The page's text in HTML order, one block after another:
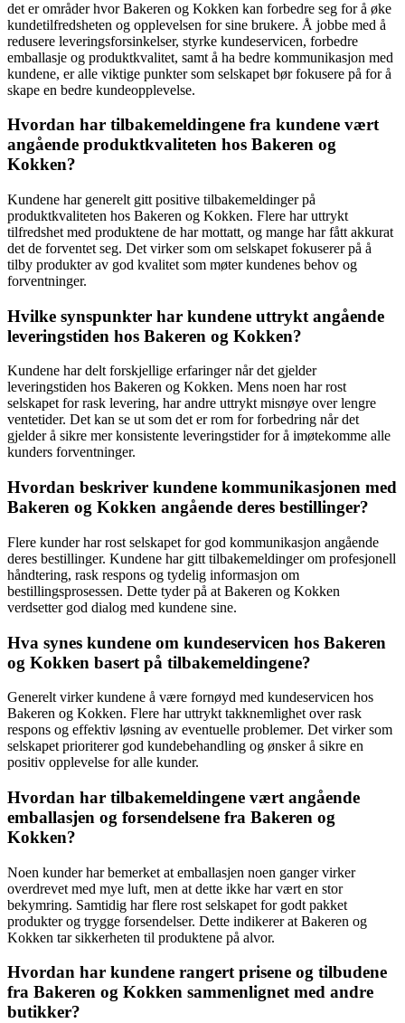
det er områder hvor Bakeren og Kokken kan forbedre seg for å øke
kundetilfredsheten og opplevelsen for sine brukere. Å jobbe med å
redusere leveringsforsinkelser, styrke kundeservicen, forbedre
emballasje og produktkvalitet, samt å ha bedre kommunikasjon med
kundene, er alle viktige punkter som selskapet bør fokusere på for å
skape en bedre kundeopplevelse.
Hvordan har tilbakemeldingene fra kundene vært
angående produktkvaliteten hos Bakeren og
Kokken?
Kundene har generelt gitt positive tilbakemeldinger på
produktkvaliteten hos Bakeren og Kokken. Flere har uttrykt
tilfredshet med produktene de har mottatt, og mange har fått akkurat
det de forventet seg. Det virker som om selskapet fokuserer på å
tilby produkter av god kvalitet som møter kundenes behov og
forventninger.
Hvilke synspunkter har kundene uttrykt angående
leveringstiden hos Bakeren og Kokken?
Kundene har delt forskjellige erfaringer når det gjelder
leveringstiden hos Bakeren og Kokken. Mens noen har rost
selskapet for rask levering, har andre uttrykt misnøye over lengre
ventetider. Det kan se ut som det er rom for forbedring når det
gjelder å sikre mer konsistente leveringstider for å imøtekomme alle
kunders forventninger.
Hvordan beskriver kundene kommunikasjonen med
Bakeren og Kokken angående deres bestillinger?
Flere kunder har rost selskapet for god kommunikasjon angående
deres bestillinger. Kundene har gitt tilbakemeldinger om profesjonell
håndtering, rask respons og tydelig informasjon om
bestillingsprosessen. Dette tyder på at Bakeren og Kokken
verdsetter god dialog med kundene sine.
Hva synes kundene om kundeservicen hos Bakeren
og Kokken basert på tilbakemeldingene?
Generelt virker kundene å være fornøyd med kundeservicen hos
Bakeren og Kokken. Flere har uttrykt takknemlighet over rask
respons og effektiv løsning av eventuelle problemer. Det virker som
selskapet prioriterer god kundebehandling og ønsker å sikre en
positiv opplevelse for alle kunder.
Hvordan har tilbakemeldingene vært angående
emballasjen og forsendelsene fra Bakeren og
Kokken?
Noen kunder har bemerket at emballasjen noen ganger virker
overdrevet med mye luft, men at dette ikke har vært en stor
bekymring. Samtidig har flere rost selskapet for godt pakket
produkter og trygge forsendelser. Dette indikerer at Bakeren og
Kokken tar sikkerheten til produktene på alvor.
Hvordan har kundene rangert prisene og tilbudene
fra Bakeren og Kokken sammenlignet med andre
butikker?